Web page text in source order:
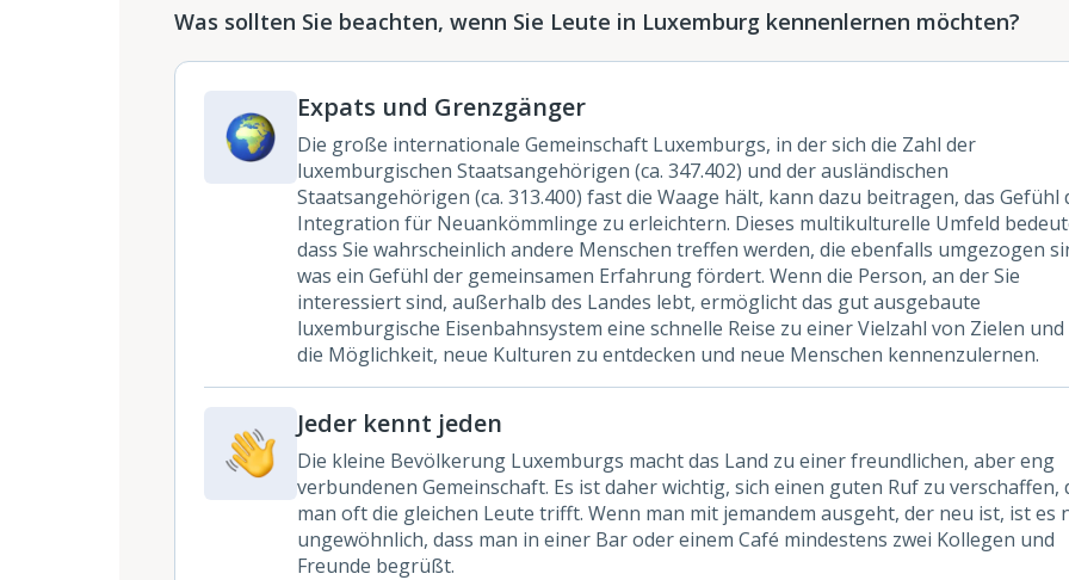
Was sollten Sie beachten, wenn Sie Leute in Luxemburg kennenlernen möchten?
Expats und Grenzgänger
Die große internationale Gemeinschaft Luxemburgs, in der sich die Zahl der
luxemburgischen Staatsangehörigen (ca. 347.402) und der ausländischen
Staatsangehörigen (ca. 313.400) fast die Waage hält, kann dazu beitragen, das Gefühl
Integration für Neuankömmlinge zu erleichtern. Dieses multikulturelle Umfeld
dass Sie wahrscheinlich andere Menschen treffen werden, die ebenfalls umgezogen
was ein Gefühl der gemeinsamen Erfahrung fördert. Wenn die Person, an der Sie
interessiert sind, außerhalb des Landes lebt, ermöglicht das gut ausgebaute
luxemburgische Eisenbahnsystem eine schnelle Reise zu einer Vielzahl von Zielen
die Möglichkeit, neue Kulturen zu entdecken und neue Menschen kennenzulernen.
Jeder kennt jeden
Die kleine Bevölkerung Luxemburgs macht das Land zu einer freundlichen, aber eng
verbundenen Gemeinschaft. Es ist daher wichtig, sich einen guten Ruf zu verschaffen,
man oft die gleichen Leute trifft. Wenn man mit jemandem ausgeht, der neu ist, ist es
ungewöhnlich, dass man in einer Bar oder einem Café mindestens zwei Kollegen und
Freunde begrüßt.